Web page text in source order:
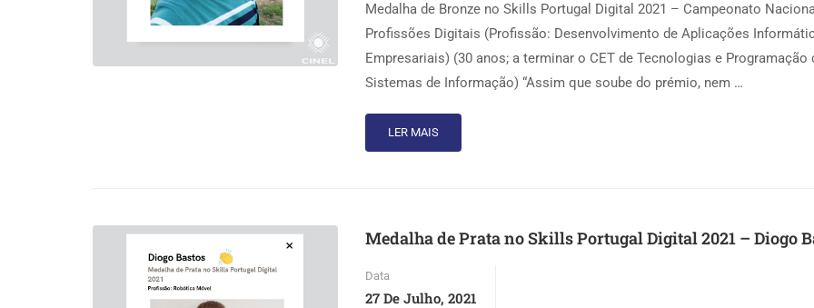
Medalha de Bronze no Skills Portugal Digital 2021 – Campeonato
Profissões Digitais (Profissão: Desenvolvimento de Aplicações
Empresariais) (30 anos; a terminar o CET de Tecnologias e Programação
Sistemas de Informação) “Assim que soube do prémio, nem …
LER MAIS
Medalha de Prata no Skills Portugal Digital 2021 – Diogo
Data
27 De Julho, 2021